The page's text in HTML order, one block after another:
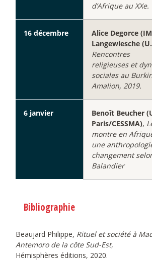
d’Afrique au XXe.
16 décembre
Alice Degorce
Langewiesche
Rencontres
religieuses et
sociales au
Amalion, 2019.
6 janvier
Benoît Beucher
Paris/CESSMA),
montre en
une
changement
Balandier
Bibliographie
Beaujard Philippe, Rituel et société à
Antemoro de la côte Sud-Est,
Hémisphères éditions, 2020.